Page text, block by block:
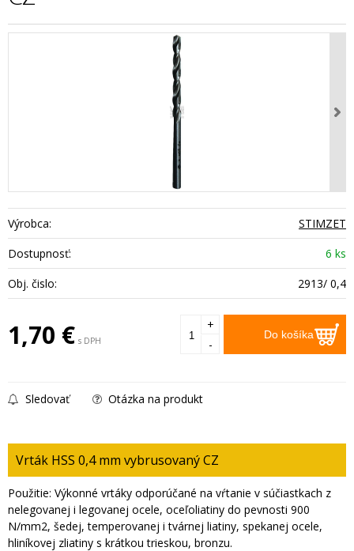
Výrobca:
STIMZET
Dostupnosť:
6 ks
Obj. čislo:
2913/ 0,4
1,70 € s DPH Do košíka
+
-
Sledovať Otázka na produkt
Vrták HSS 0,4 mm vybrusovaný CZ
Použitie: Výkonné vrtáky odporúčané na vŕtanie v súčiastkach z
nelegovanej i legovanej ocele, oceľoliatiny do pevnosti 900
N/mm2, šedej, temperovanej i tvárnej liatiny, spekanej ocele,
hliníkovej zliatiny s krátkou trieskou, bronzu.